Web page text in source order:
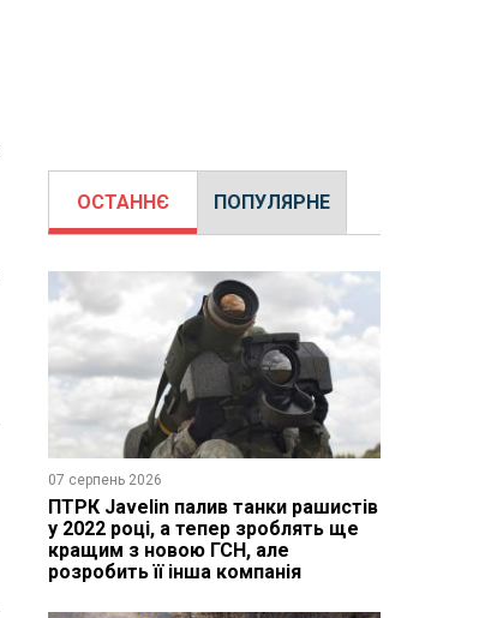
ОСТАННЄ ПОПУЛЯРНЕ
07 серпень 2026
ПТРК Javelin палив танки рашистів
у 2022 році, а тепер зроблять ще
кращим з новою ГСН, але
розробить її інша компанія